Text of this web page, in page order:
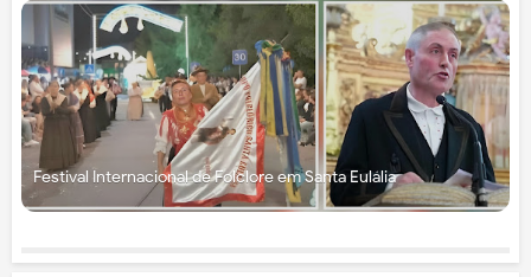
Festival Internacional de Folclore em Santa Eulália